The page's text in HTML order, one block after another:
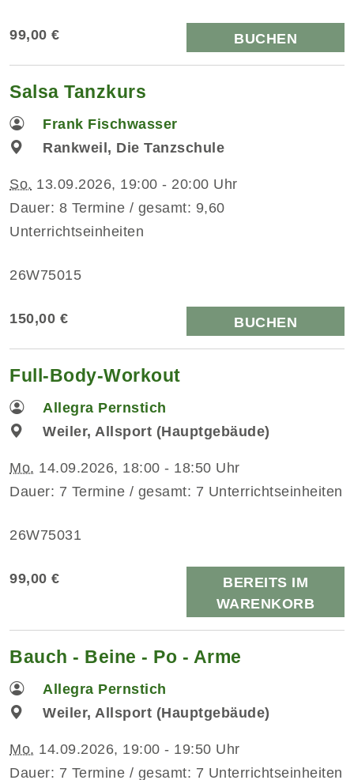
99,00 € BUCHEN
Salsa Tanzkurs
Frank Fischwasser
Rankweil, Die Tanzschule
So. 13.09.2026, 19:00 - 20:00 Uhr
Dauer: 8 Termine / gesamt: 9,60
Unterrichtseinheiten
26W75015
150,00 € BUCHEN
Full-Body-Workout
Allegra Pernstich
Weiler, Allsport (Hauptgebäude)
Mo. 14.09.2026, 18:00 - 18:50 Uhr
Dauer: 7 Termine / gesamt: 7 Unterrichtseinheiten
26W75031
99,00 €
BEREITS IM
WARENKORB
Bauch - Beine - Po - Arme
Allegra Pernstich
Weiler, Allsport (Hauptgebäude)
Mo. 14.09.2026, 19:00 - 19:50 Uhr
Dauer: 7 Termine / gesamt: 7 Unterrichtseinheiten